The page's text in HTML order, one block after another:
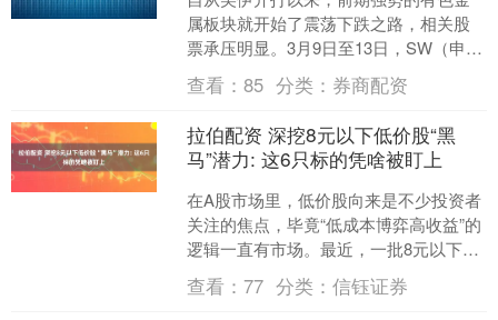
属板块就开始了震荡下跌之路，相关股
票承压明显。3月9日至13日，SW（申
万）有色指数下跌3.70%，核心品种股票
跟随板块走弱。....
查看：85 分类： 券商配资
拉伯配资 深挖8元以下低价股“黑
马”潜力: 这6只标的凭啥被盯上
在A股市场里，低价股向来是不少投资者
关注的焦点，毕竟“低成本博弈高收益”的
逻辑一直有市场。最近，一批8元以下的
个股被视作潜在“黑马”，今天咱们就来好
好聊聊其中6....
查看：77 分类：信钰证券